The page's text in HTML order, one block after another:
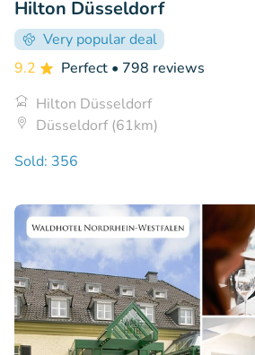
Hilton Düsseldorf
Very popular deal
9.2
Perfect • 798 reviews
Hilton Düsseldorf
Düsseldorf (61km)
Sold: 356